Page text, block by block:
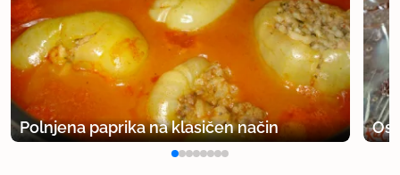
Polnjena paprika na klasičen način